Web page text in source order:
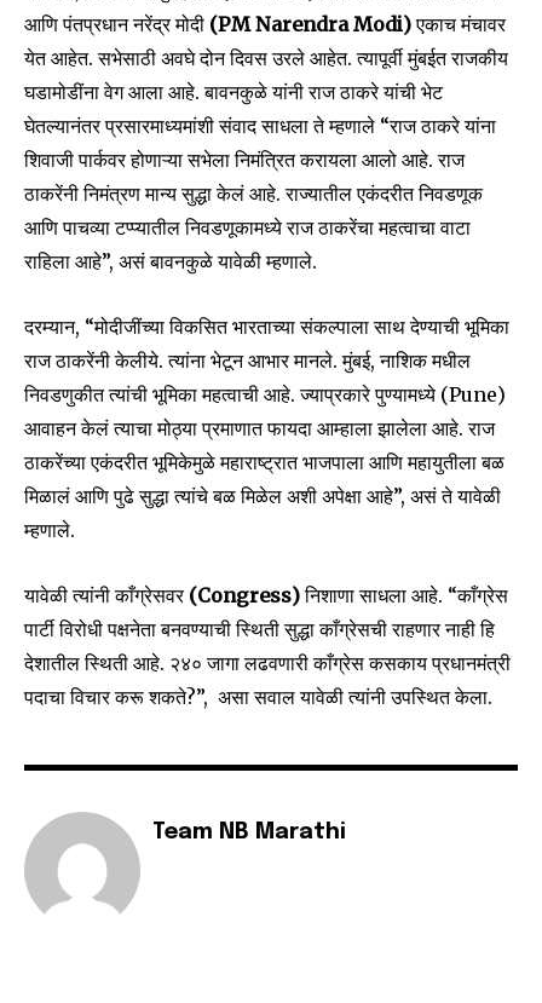
Join our community of
SUBSCRIBERS and be part of the
conversation.
To subscribe, simply enter your email address on our website
or click the subscribe button below. Don't worry, we respect
your privacy and won't spam your inbox. Your information is
SUBSCRIBE
I've read and accept thePrivacy Policy.
6,300
Fans
आणि पंतप्रधान नरेंद्र मोदी (PM Narendra Modi)एकाच मंचावर
येत आहेत. सभेसाठी अवघे दोन दिवस उरले आहेत. त्यापूर्वी मुंबईत राजकीय
घडामोडींना वेग आला आहे. बावनकुळे यांनी राज ठाकरे यांची भेट
घेतल्यानंतर प्रसारमाध्यमांशी संवाद साधला ते म्हणाले “राज ठाकरे यांना
शिवाजी पार्कवर होणाऱ्या सभेला निमंत्रित करायला आलो आहे. राज
ठाकरेंनी निमंत्रण मान्य सुद्धा केलं आहे. राज्यातील एकंदरीत निवडणूक
आणि पाचव्या टप्प्यातील निवडणूकामध्ये राज ठाकरेंचा महत्वाचा वाटा
राहिला आहे”, असं बावनकुळे यावेळी म्हणाले.
दरम्यान, “मोदीजींच्या विकसित भारताच्या संकल्पाला साथ देण्याची भूमिका
राज ठाकरेंनी केलीये. त्यांना भेटून आभार मानले. मुंबई, नाशिक मधील
निवडणुकीत त्यांची भूमिका महत्वाची आहे. ज्याप्रकारे पुण्यामध्ये (Pune)
आवाहन केलं त्याचा मोठ्या प्रमाणात फायदा आम्हाला झालेला आहे. राज
ठाकरेंच्या एकंदरीत भूमिकेमुळे महाराष्ट्रात भाजपाला आणि महायुतीला बळ
मिळालं आणि पुढे सुद्धा त्यांचे बळ मिळेल अशी अपेक्षा आहे”, असं ते यावेळी
म्हणाले.
यावेळी त्यांनी काँग्रेसवर (Congress)निशाणा साधला आहे. “काँग्रेस
पार्टी विरोधी पक्षनेता बनवण्याची स्थिती सुद्धा काँग्रेसची राहणार नाही हि
देशातील स्थिती आहे. २४० जागा लढवणारी काँग्रेस कसकाय प्रधानमंत्री
पदाचा विचार करू शकते?”, असा सवाल यावेळी त्यांनी उपस्थित केला.
Team NB Marathi